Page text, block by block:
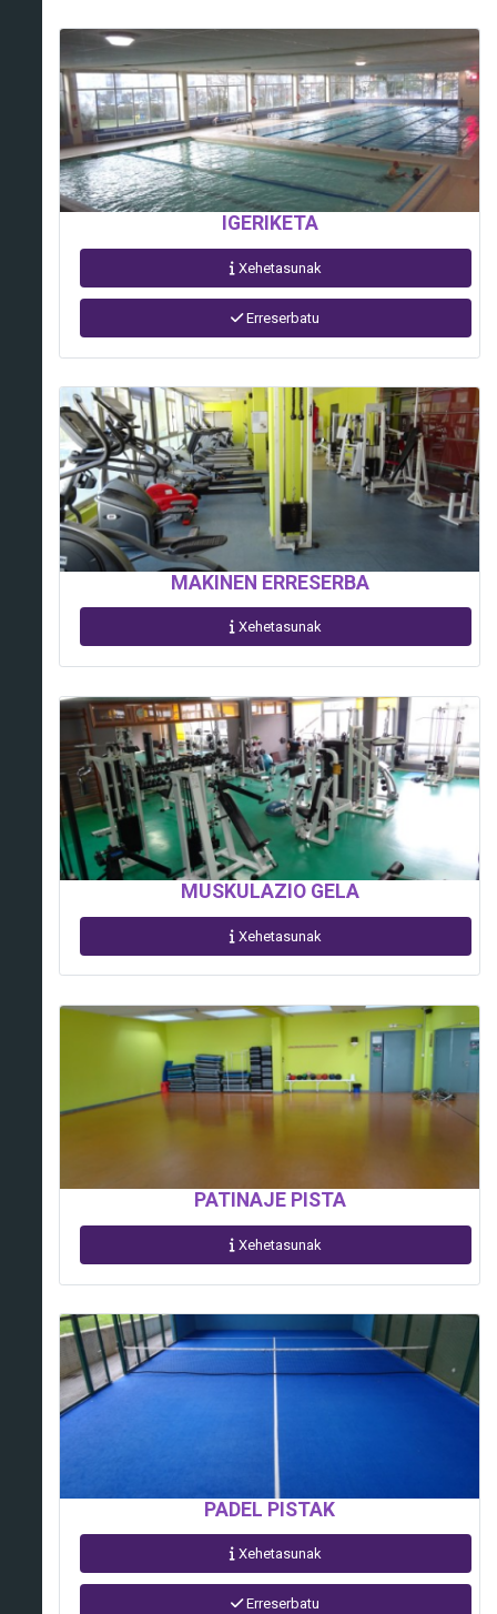
IGERIKETA
Xehetasunak
Erreserbatu
MAKINEN ERRESERBA
Xehetasunak
MUSKULAZIO GELA
Xehetasunak
PATINAJE PISTA
Xehetasunak
PADEL PISTAK
Xehetasunak
Erreserbatu